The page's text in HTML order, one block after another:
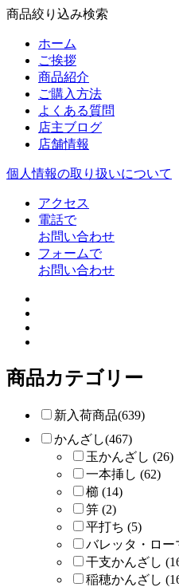
商品絞り込み検索
ホーム
ご挨拶
商品紹介
ご購入方法
よくある質問
店主ブログ
店舗情報
個人情報の取り扱いについて
アクセス
電話で
お問い合わせ
フォームで
お問い合わせ
商品カテゴリー
新入荷商品(639)
かんざし(467)
玉かんざし (26)
一本挿し (62)
櫛 (14)
笄 (2)
平打ち (5)
バレッタ・ロー
干支かんざし
稲穂かんざし